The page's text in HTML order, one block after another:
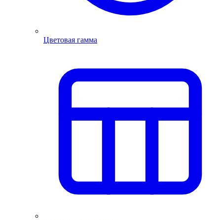
Цветовая гамма